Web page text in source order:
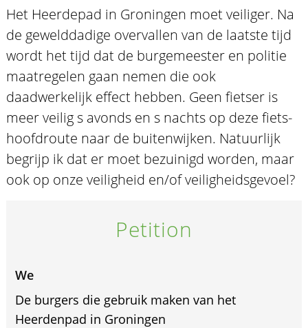
Het Heerdepad in Groningen moet veiliger. Na
de gewelddadige overvallen van de laatste tijd
wordt het tijd dat de burgemeester en politie
maatregelen gaan nemen die ook
daadwerkelijk effect hebben. Geen fietser is
meer veilig s avonds en s nachts op deze fiets-
hoofdroute naar de buitenwijken. Natuurlijk
begrijp ik dat er moet bezuinigd worden, maar
ook op onze veiligheid en/of veiligheidsgevoel?
Petition
We
De burgers die gebruik maken van het
Heerdenpad in Groningen